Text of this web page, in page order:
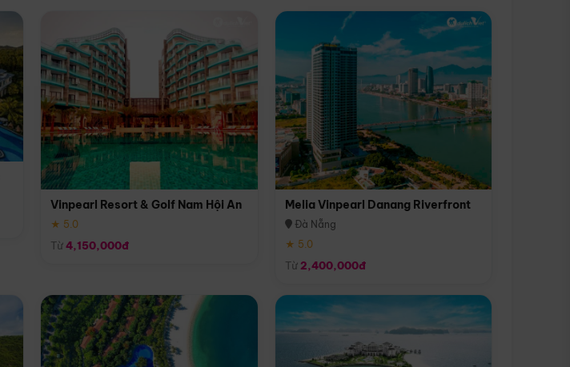
Vinpearl Resort & Golf Nam Hội An
★ 5.0
Từ4,150,000đ
Melia Vinpearl Danang Riverfront
Đà Nẵng
★ 5.0
Từ 2,400,000đ